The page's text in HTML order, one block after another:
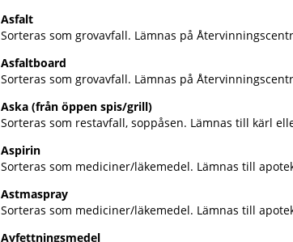
Asfalt
Sorteras som grovavfall. Lämnas på
Asfaltboard
Sorteras som grovavfall. Lämnas på
Aska (från öppen spis/grill)
Sorteras som restavfall, soppåsen. Lämnas till kärl
Aspirin
Sorteras som mediciner/läkemedel. Lämnas till
Astmaspray
Sorteras som mediciner/läkemedel. Lämnas till
Avfettningsmedel